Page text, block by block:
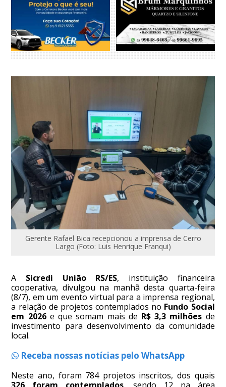
Gerente Rafael Bica recepcionou a imprensa de Cerro
Largo (Foto: Luis Henrique Franqui)
A Sicredi União RS/ES, instituição financeira
cooperativa, divulgou na manhã desta quarta-feira
(8/7), em um evento virtual para a imprensa regional,
a relação de projetos contemplados no Fundo Social
em 2026e que somam mais de R$ 3,3 milhões de
investimento para desenvolvimento da comunidade
local.
Receba nossas notícias pelo WhatsApp
Neste ano, foram 784 projetos inscritos, dos quais
326 foram contemplados , sendo 12 na área